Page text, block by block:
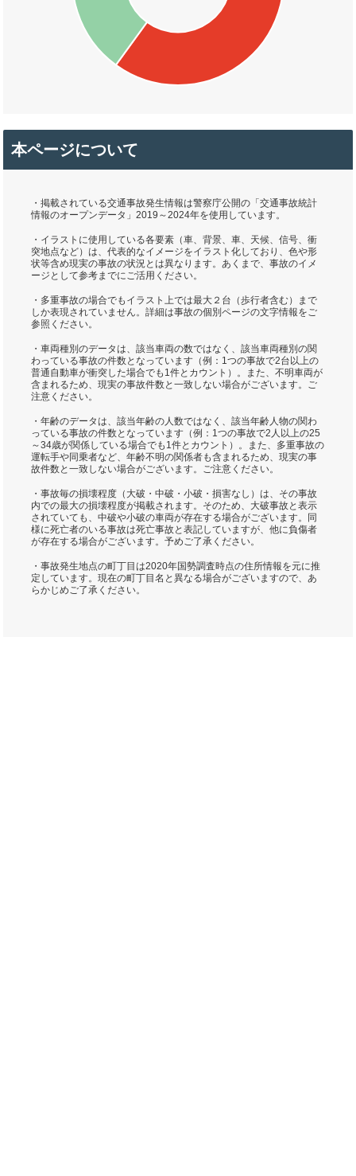
本ページについて
・掲載されている交通事故発生情報は警察庁公開の「交通事故統計
情報のオープンデータ」2019～2024年を使用しています。
・イラストに使用している各要素（車、背景、車、天候、信号、衝
突地点など）は、代表的なイメージをイラスト化しており、色や形
状等含め現実の事故の状況とは異なります。あくまで、事故のイメ
ージとして参考までにご活用ください。
・多重事故の場合でもイラスト上では最大２台（歩行者含む）まで
しか表現されていません。詳細は事故の個別ページの文字情報をご
参照ください。
・車両種別のデータは、該当車両の数ではなく、該当車両種別の関
わっている事故の件数となっています（例：1つの事故で2台以上の
普通自動車が衝突した場合でも1件とカウント）。また、不明車両が
含まれるため、現実の事故件数と一致しない場合がございます。ご
注意ください。
・年齢のデータは、該当年齢の人数ではなく、該当年齢人物の関わ
っている事故の件数となっています（例：1つの事故で2人以上の25
～34歳が関係している場合でも1件とカウント）。また、多重事故の
運転手や同乗者など、年齢不明の関係者も含まれるため、現実の事
故件数と一致しない場合がございます。ご注意ください。
・事故毎の損壊程度（大破・中破・小破・損害なし）は、その事故
内での最大の損壊程度が掲載されます。そのため、大破事故と表示
されていても、中破や小破の車両が存在する場合がございます。同
様に死亡者のいる事故は死亡事故と表記していますが、他に負傷者
が存在する場合がございます。予めご了承ください。
・事故発生地点の町丁目は2020年国勢調査時点の住所情報を元に推
定しています。現在の町丁目名と異なる場合がございますので、あ
らかじめご了承ください。